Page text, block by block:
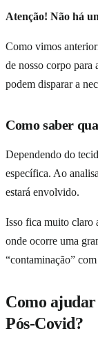
Atenção! Não há
Como vimos
de nosso corpo para
podem disparar a
Como saber
Dependendo do
específica. Ao
estará envolvido.
Isso fica muito claro
onde ocorre uma
“contaminação”
Como ajudar
Pós-Covid?